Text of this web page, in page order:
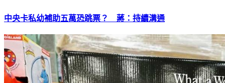
中央卡私幼補助五萬恐跳票？ 蔣：持續溝通